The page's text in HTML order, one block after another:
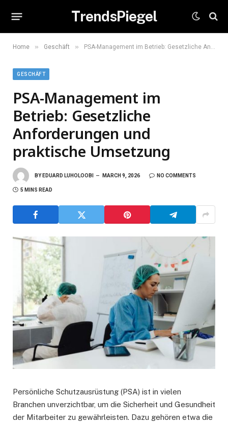
TrendsPiegel
Home » Geschäft » PSA-Management im Betrieb: Gesetzliche Anforderungen und praktische Umsetzung
GESCHÄFT
PSA-Management im
Betrieb: Gesetzliche
Anforderungen und
praktische Umsetzung
BY EDUARD LUHOLOOBI MARCH 9, 2026 NO COMMENTS
5 MINS READ
Persönliche Schutzausrüstung (PSA) ist in vielen
Branchen unverzichtbar, um die Sicherheit und Gesundheit
der Mitarbeiter zu gewährleisten. Dazu gehören etwa die